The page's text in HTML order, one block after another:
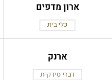
ארון מדפים
כלי בית
ארנק
דברי סידקית